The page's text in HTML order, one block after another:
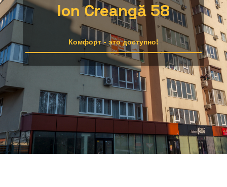
Ion Creangă 58
Комфорт - это доступно!